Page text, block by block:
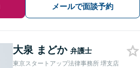
メールで面談予約
大泉 まどか 弁護士
東京スタートアップ法律事務所 堺支店